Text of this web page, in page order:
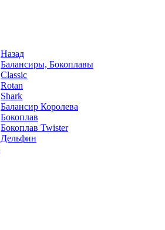
Назад
Балансиры, Бокоплавы
Classic
Rotan
Shark
Балансир Королева
Бокоплав
Бокоплав Twister
Дельфин